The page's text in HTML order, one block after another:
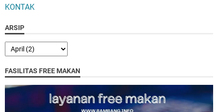
KONTAK
ARSIP
FASILITAS FREE MAKAN